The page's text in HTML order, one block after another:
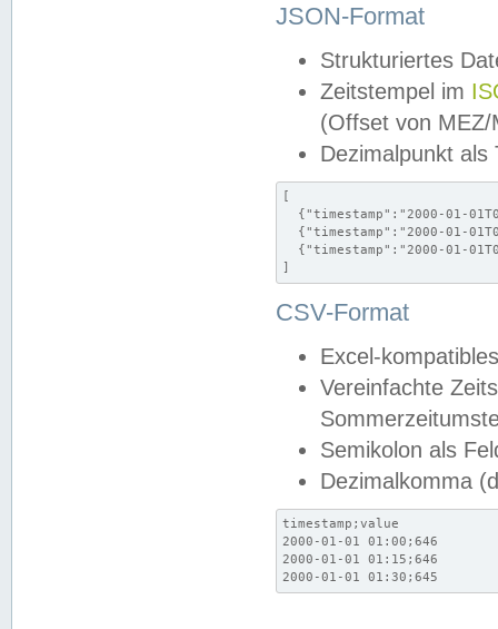
JSON-Format
Strukturiertes
Zeitstempel im
(Offset von MEZ/
Dezimalpunkt als
[
{"timestamp":"2000-01-
{"timestamp":"2000-01-
{"timestamp":"2000-01-
]
CSV-Format
Excel-
Vereinfachte
Semikolon als
Dezimalkomma
timestamp;value
2000-01-01 01:00;646
2000-01-01 01:15;646
2000-01-01 01:30;645